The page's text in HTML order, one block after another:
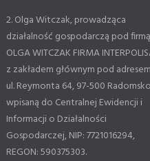
2. Olga Witczak, prowadząca
działalność gospodarczą pod firmą
OLGA WITCZAK FIRMA
z zakładem głównym pod
ul. Reymonta 64, 97-500
wpisaną do Centralnej Ewidencji i
Informacji o Działalności
Gospodarczej, NIP: 7721016294,
REGON: 590375303.